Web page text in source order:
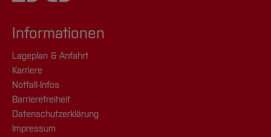
Informationen
Lageplan & Anfahrt
Karriere
Notfall-Infos
Barrierefreiheit
Datenschutzerklärung
Impressum